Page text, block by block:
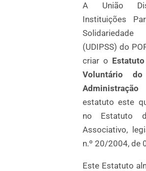
A União
Instituições
(UDIPSS) do
criar o
Voluntário
estatuto este
no Estatuto
Associativo,
n.º 20/2004, de
Este Estatuto